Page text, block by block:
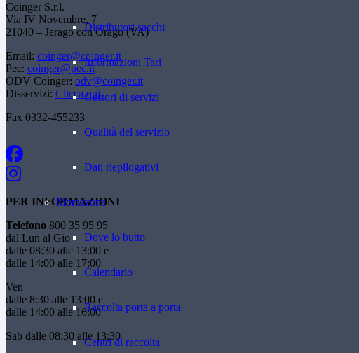
Distributori sacchi
Informazioni Tari
Gestori di servizi
Qualità del servizio
Dati riepilogativi
Morazzone
Dove lo butto
Calendario
Raccolta porta a porta
Centri di raccolta
Coinger S.r.l.
Via IV Novembre, 7
21040 – Jerago con Orago (VA)
Email: coinger@coinger.it
Pec: coinger@pec.it
ODV Coinger: odv@coinger.it
Disservizi: Clicca qui
Fax 0332-455233
PER INFORMAZIONI
Telefono 800 35 95 95
dal Lun al Gio
dalle 08:30 alle 13:00 e
dalle 14:00 alle 17:00
Ven
dalle 8:30 alle 13:00 e
dalle 14:00 alle 16:00
Sab dalle 08:30 alle 13:30